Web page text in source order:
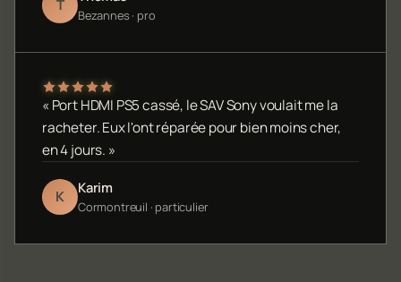
T
Bezannes · pro
« Port HDMI PS5 cassé, le SAV Sony voulait me la
racheter. Eux l'ont réparée pour bien moins cher,
en 4 jours. »
K Karim
Cormontreuil · particulier